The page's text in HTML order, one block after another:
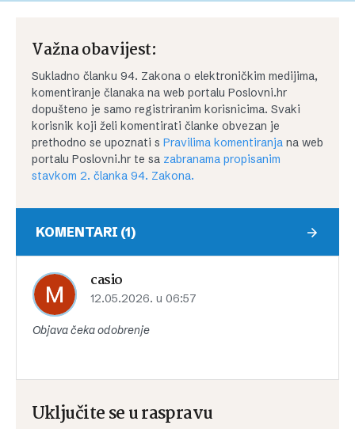
Važna obavijest:
Sukladno članku 94. Zakona o elektroničkim medijima,
komentiranje članaka na web portalu Poslovni.hr
dopušteno je samo registriranim korisnicima. Svaki
korisnik koji želi komentirati članke obvezan je
prethodno se upoznati s Pravilima komentiranja na web
portalu Poslovni.hr te sa zabranama propisanim
stavkom 2. članka 94. Zakona.
KOMENTARI (1)
casio
12.05.2026. u 06:57
Objava čeka odobrenje
Uključite se u raspravu